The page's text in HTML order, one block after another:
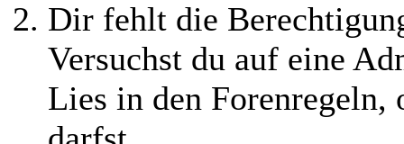
Dir fehlt die
Versuchst du auf eine
Lies in den Forenregeln,